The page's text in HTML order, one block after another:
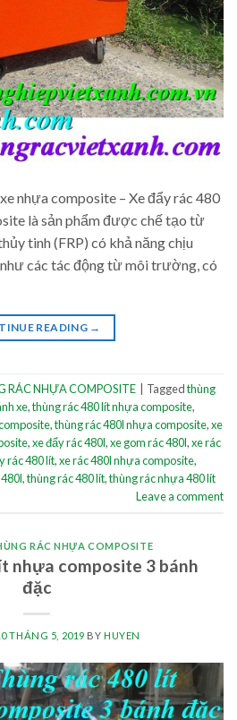
nhựa composite – Xe đẩy rác 480
là sản phẩm được chế tạo từ
tinh (FRP) có khả năng chịu
các tác động từ môi trường, có
READING →
RÁC NHỰA COMPOSITE Taggedthùng
xe,thùng rác 480 lít nhựa composite,
,thùng rác 480l nhựa composite,xe
,xe đẩy rác 480l,xe gom rác 480l,xe rác
rác 480 lít,xe rác 480l nhựa composite,
,thùng rác 480 lít,thùng rác nhựa 480 lít
Leave a comment
RÁC NHỰA COMPOSITE
nhựa composite 3 bánh
đặc
THÁNG 5, 2019 BY HUYEN